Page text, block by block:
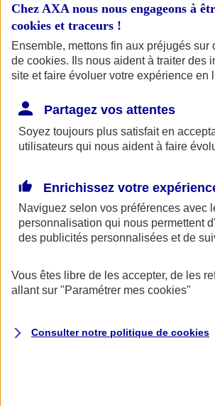
AXA Assurance
Chez AXA nous nous engageons à
cookies et traceurs !
Ensemble, mettons fin aux préjugés
de cookies. Ils nous aident à traiter des
site et faire évoluer votre expérience
Partagez vos attentes
Soyez toujours plus satisfait en
utilisateurs qui nous aident à faire
Enrichissez votre
Naviguez selon vos préférences avec
personnalisation qui nous permettent
des publicités personnalisées et de
Vous êtes libre de les accepter, de les
allant sur "Paramétrer mes cookies"
Consulter notre politique de cookies